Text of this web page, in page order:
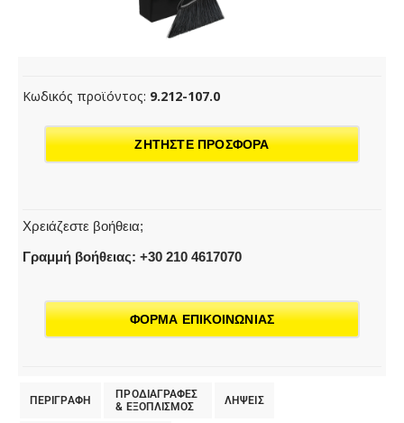
Κωδικός προϊόντος: 9.212-107.0
ΖΗΤΗΣΤΕ ΠΡΟΣΦΟΡΑ
Χρειάζεστε βοήθεια;
Γραμμή βοήθειας: +30 210 4617070
ΦΟΡΜΑ ΕΠΙΚΟΙΝΩΝΙΑΣ
ΠΕΡΙΓΡΑΦΗ
ΠΡΟΔΙΑΓΡΑΦΕΣ
& EΞΟΠΛΙΣΜΟΣ
ΛΗΨΕΙΣ